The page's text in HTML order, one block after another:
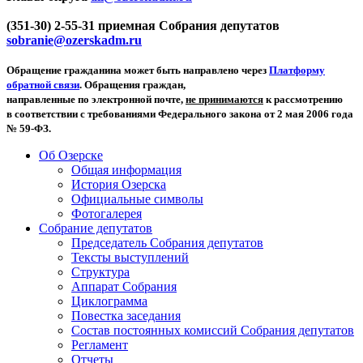
(351-30) 2-55-31 приемная Собрания депутатов
sobranie@ozerskadm.ru
Обращение гражданина может быть направлено через Платформу
обратной связи. Обращения граждан,
направленные по электронной почте, не принимаются к рассмотрению
в соответствии с требованиями Федерального закона от 2 мая 2006 года
№ 59-ФЗ.
Об Озерске
Общая информация
История Озерска
Официальные символы
Фотогалерея
Собрание депутатов
Председатель Собрания депутатов
Тексты выступлений
Структура
Аппарат Собрания
Циклограмма
Повестка заседания
Состав постоянных комиссий Собрания депутатов
Регламент
Отчеты